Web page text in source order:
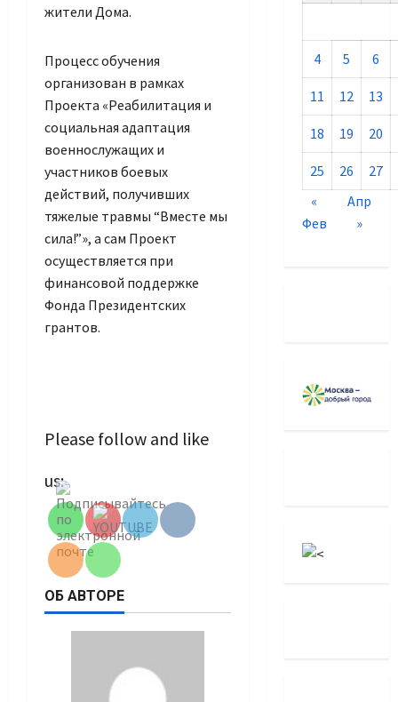
жители Дома.
Процесс обучения
организован в рамках
Проекта «Реабилитация и
социальная адаптация
военнослужащих и
участников боевых
действий, получивших
тяжелые травмы “Вместе мы
сила!”», а сам Проект
осуществляется при
финансовой поддержке
Фонда Президентских
грантов.
Please follow and like
us:Channel ID
ОБ АВТОРЕ
4 5 6
11 12 13
18 19 20
25 26 27
«
Фев
Апр
»